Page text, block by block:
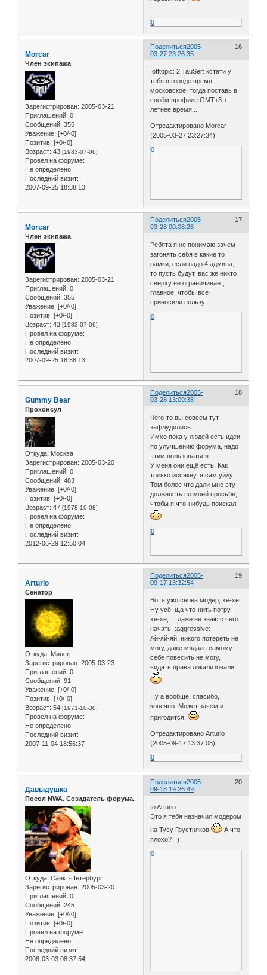
---
0
Поделиться 16
2005-
03-27 23:26:35
Morcar
Член экипажа
Зарегистрирован: 2005-03-21
Приглашений: 0
Сообщений: 355
Уважение: [+0/-0]
Позитив: [+0/-0]
Возраст: 43 [1983-07-06]
Провел на форуме:
Не определено
Последний визит:
2007-09-25 18:38:13
:offtopic: 2 TauSer: кстати у
тебя в городе время
московское, тогда поставь в
своём профиле GMT+3 +
летнее время...
Отредактировано Morcar
(2005-03-27 23:27:34)
0
Поделиться 17
2005-
03-28 00:08:28
Morcar
Член экипажа
Зарегистрирован: 2005-03-21
Приглашений: 0
Сообщений: 355
Уважение: [+0/-0]
Позитив: [+0/-0]
Возраст: 43 [1983-07-06]
Провел на форуме:
Не определено
Последний визит:
2007-09-25 18:38:13
Ребята я не понимаю зачем
загонять себя в какие то
рамки, если надо 4 админа,
то пусть будут, вас же никто
сверху не ограничивает,
главное, чтобы все
приносили пользу!
0
Поделиться 18
2005-
03-28 13:09:38
Gummy Bear
Проконсул
Откуда: Москва
Зарегистрирован: 2005-03-20
Приглашений: 0
Сообщений: 483
Уважение: [+0/-0]
Позитив: [+0/-0]
Возраст: 47 [1978-10-08]
Провел на форуме:
Не определено
Последний визит:
2012-06-29 12:50:04
Чего-то вы совсем тут
зафлудились.
Имхо пока у людей есть идеи
по улучшению форума, надо
этим пользоваться.
У меня они ещё есть. Как
только иссякну, я сам уйду.
Тем более что дали мне эту
должность по моей просьбе,
чтобы я что-нибудь поискал
0
Поделиться 19
2005-
09-17 13:32:54
Arturio
Сенатор
Откуда: Минск
Зарегистрирован: 2005-03-23
Приглашений: 0
Сообщений: 91
Уважение: [+0/-0]
Позитив: [+0/-0]
Возраст: 54 [1971-10-30]
Провел на форуме:
Не определено
Последний визит:
2007-11-04 18:56:37
Во, я ужо снова модер, хе-хе.
Ну усё, ща что-нить потру,
хе-хе, ... даже не знаю с чего
начать. :aggressive:
Ай-яй-яй, никого потереть не
могу, даже мядаль самому
себе повесить не могу,
видать права локализовали.
Ну а вообще, спасибо,
конечно. Может зачем и
пригодится.
Отредактировано Arturio
(2005-09-17 13:37:08)
0
Поделиться 20
2005-
09-18 19:26:49
Давыдушка
Посол NWA. Созидатель форума.
Откуда: Санкт-Петербург
Зарегистрирован: 2005-03-20
Приглашений: 0
Сообщений: 245
Уважение: [+0/-0]
Позитив: [+0/-0]
Провел на форуме:
Не определено
Последний визит:
2008-03-03 08:37:54
to Arturio
Это я тебя назначил модером
на Тусу Грустняков
А что,
плохо? =)
0